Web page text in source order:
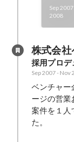
Sep 2007
2008
株式会
採用プロ
Sep 2007- Nov
ベンチャー
ージの営業
案件を１人
た。